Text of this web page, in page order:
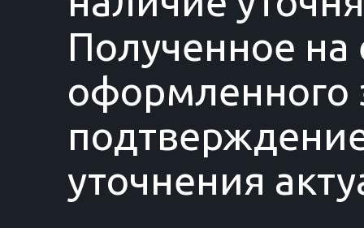
Полученное на
оформленного
уточнения